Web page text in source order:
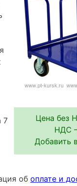
Цена без
НДС
Добавить
7
об оплате и